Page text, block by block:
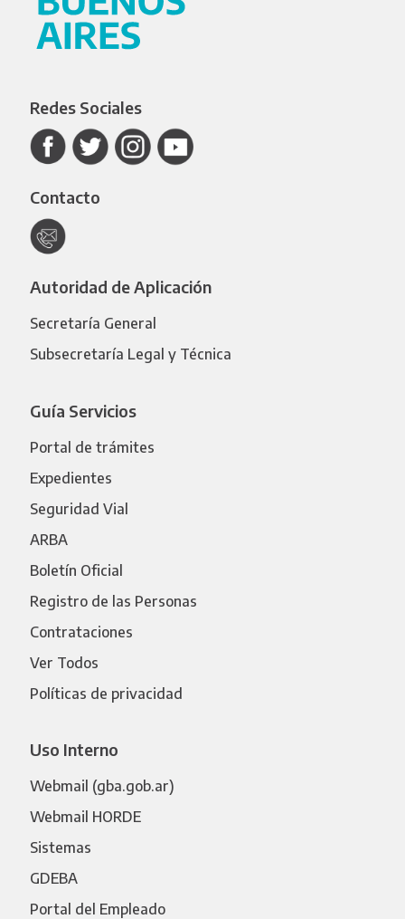
Redes Sociales
Contacto
Autoridad de Aplicación
Secretaría General
Subsecretaría Legal y Técnica
Guía Servicios
Portal de trámites
Expedientes
Seguridad Vial
ARBA
Boletín Oficial
Registro de las Personas
Contrataciones
Ver Todos
Políticas de privacidad
Uso Interno
Webmail (gba.gob.ar)
Webmail HORDE
Sistemas
GDEBA
Portal del Empleado